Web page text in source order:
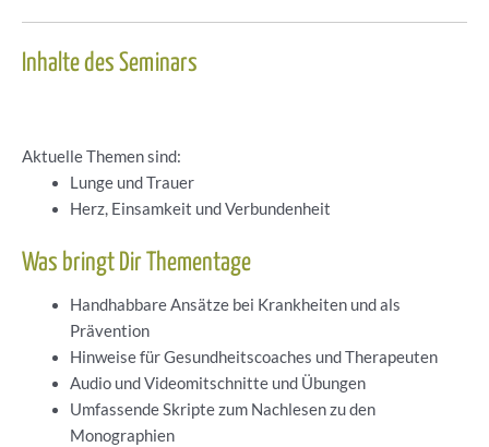
Inhalte des Seminars
Aktuelle Themen sind:
Lunge und Trauer
Herz, Einsamkeit und Verbundenheit
Was bringt Dir Thementage
Handhabbare Ansätze bei Krankheiten und als
Prävention
Hinweise für Gesundheitscoaches und Therapeuten
Audio und Videomitschnitte und Übungen
Umfassende Skripte zum Nachlesen zu den
Monographien